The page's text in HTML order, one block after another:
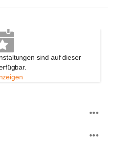
sind auf dieser